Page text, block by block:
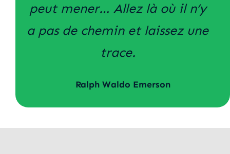
peut mener… Allez là où il n’y
a pas de chemin et laissez une
trace.
Ralph Waldo Emerson